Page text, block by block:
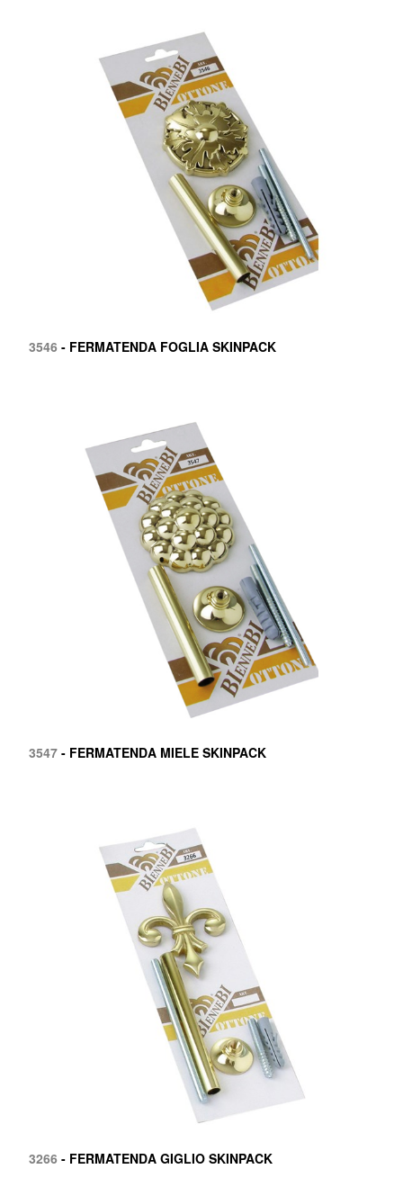
3546- FERMATENDA FOGLIA SKINPACK
3547- FERMATENDA MIELE SKINPACK
3266- FERMATENDA GIGLIO SKINPACK